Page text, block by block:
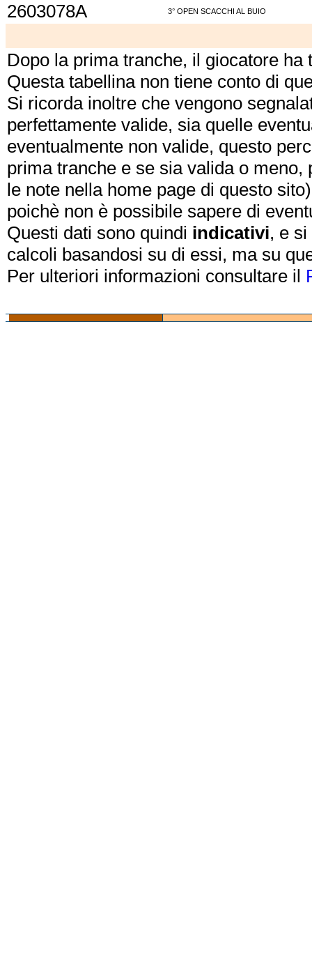
2603078A 3° OPEN SCACCHI AL BUIO
Dopo la prima tranche, il giocatore
Questa tabellina non tiene conto di
Si ricorda inoltre che vengono
perfettamente valide, sia quelle
eventualmente non valide, questo
prima tranche e se sia valida o
le note nella home page di questo
poichè non è possibile sapere di
Questi dati sono quindi indicativi, e
calcoli basandosi su di essi, ma su
Per ulteriori informazioni consultare il